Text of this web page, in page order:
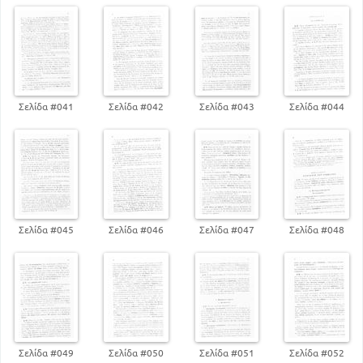
ολόκληρων φράσεων
175
Σελίδα #041 Σελίδα #042 Σελίδα #043 Σελίδα #044
Σελίδα #045 Σελίδα #046 Σελίδα #047 Σελίδα #048
Σελίδα #049 Σελίδα #050 Σελίδα #051 Σελίδα #052